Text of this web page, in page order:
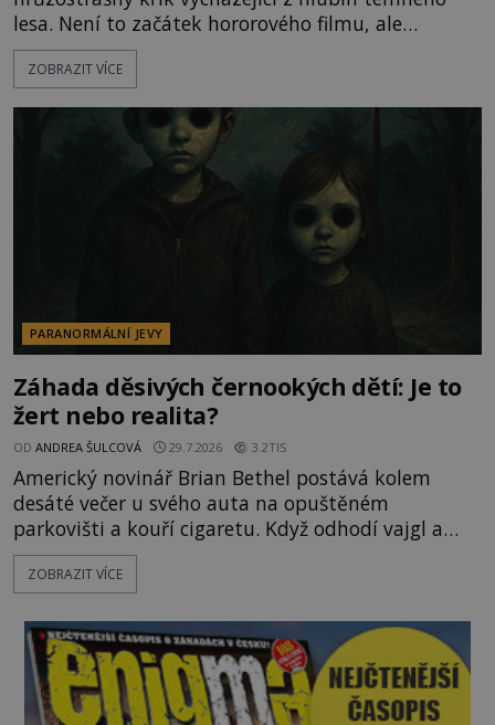
lesa. Není to začátek hororového filmu, ale
události, které popisují návštěvníci lesů, které jsou
označovány jako nejděsivější na světě. Lidé bydlící
vyhýbají! Už jste o těchto lesích slyšeli? A odvážili
byste se je navštívit? [gallery ids="17
ZOBRAZIT VÍCE
PARANORMÁLNÍ JEVY
Záhada děsivých černookých dětí: Je to
žert nebo realita?
OD ANDREA ŠULCOVÁ 29.7.2026 3.2TIS
Americký novinář Brian Bethel postává kolem
desáté večer u svého auta na opuštěném
parkovišti a kouří cigaretu. Když odhodí vajgl a
chystá se nastoupit do auta, přijdou k němu dva
mladí chlapci, kterým může být okolo 14 let.
pouhých několik minut od tohoto parkoviště,“
zeptá se suverénně jeden z nich. P
ZOBRAZIT VÍCE